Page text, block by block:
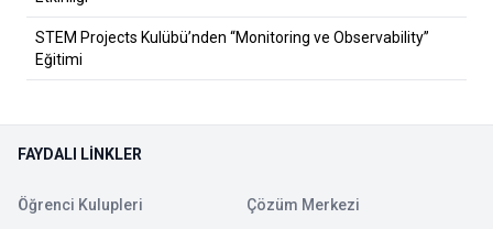
STEM Projects Kulübü’nden “Monitoring ve Observability”
Eğitimi
FAYDALI LINKLER
Öğrenci Kulupleri Çözüm Merkezi